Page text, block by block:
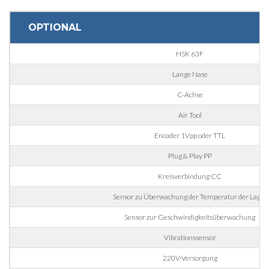
Postleitzahl
Metall Verarbeitung
Luft- und Raumfahrt & Automobil
OPTIONAL
HSK 63F
Lange Nase
C-Achse
Air Tool
Encoder 1Vpp oder TTL
Plug & Play PP
Kreisverbindung CC
Sensor zu Überwachung der Temperatur der Lager
Sensor zur Geschwindigkeitsüberwachung
Vibrationssensor
220V-Versorgung